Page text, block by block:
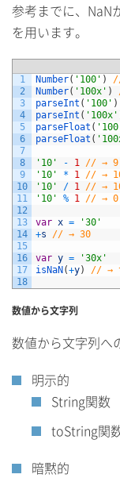
参考までに、NaN
を用います。
1
2
3
4
5
6
7
8
9
10
11
12
13
14
15
16
17
18
Number( '100' )
Number( '100x' )
parseInt ( '100' )
parseInt ( '100x'
parseFloat (
parseFloat (
'10' - 1 // → 9
'10'
* 1 // →
'10'
/ 1 // →
'10'
% 1 // → 0
var x =
'30'
+s // → 30
var y =
'30x'
isNaN (+y) // →
数値から文字列
数値から文字列へ
明示的
String関数
toString関
暗黙的